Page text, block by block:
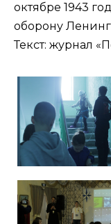
октябре 1943
оборону
Текст: журнал